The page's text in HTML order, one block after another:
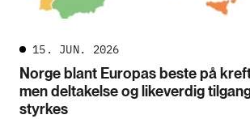
15. JUN. 2026
Norge blant Europas beste på
men deltakelse og likeverdig
styrkes